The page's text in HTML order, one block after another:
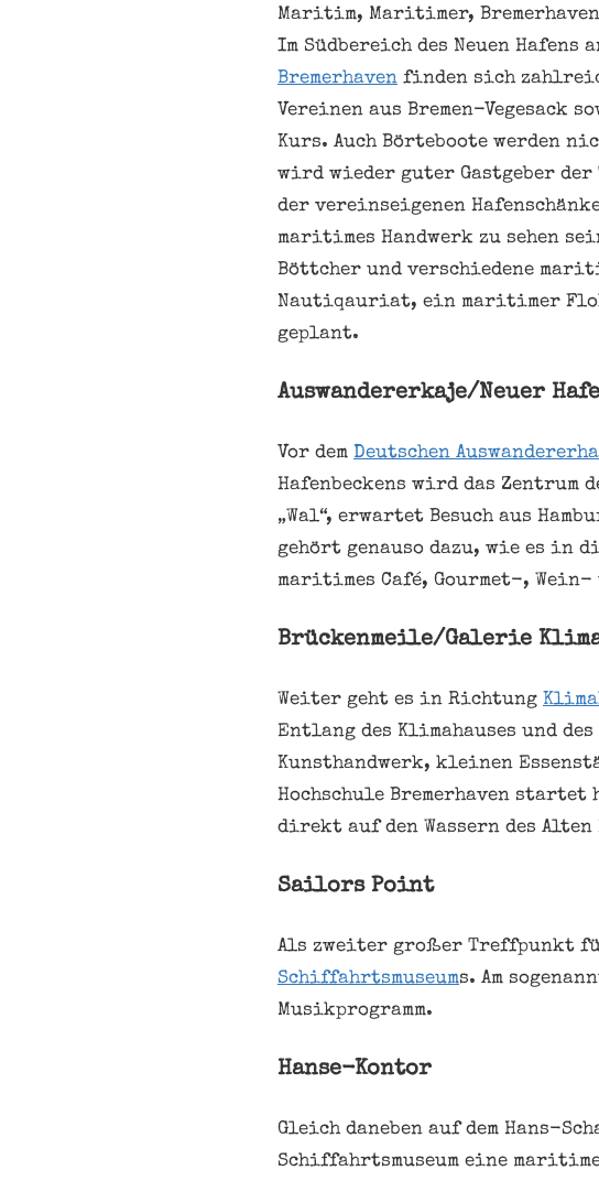
Maritim, Maritimer,
Im Südbereich des Neuen Hafens
Bremerhaven finden sich
Vereinen aus Bremen-Vegesack
Kurs. Auch Börteboote werden
wird wieder guter Gastgeber
der vereinseigenen
maritimes Handwerk zu sehen
Böttcher und verschiedene
Nautiqauriat, ein maritimer
geplant.
Auswandererkaje/Neuer
Vor dem Deutschen
Hafenbeckens wird das Zentrum
„Wal“, erwartet Besuch aus
gehört genauso dazu, wie es in
maritimes Café, Gourmet-,
Brückenmeile/Galerie
Weiter geht es in Richtung
Entlang des Klimahauses und
Kunsthandwerk, kleinen
Hochschule Bremerhaven
direkt auf den Wassern des Alten
Sailors Point
Als zweiter großer Treffpunkt
Schiffahrtsmuseums. Am
Musikprogramm.
Hanse-Kontor
Gleich daneben auf dem Hans-
Schif­fahrtsmuseum eine